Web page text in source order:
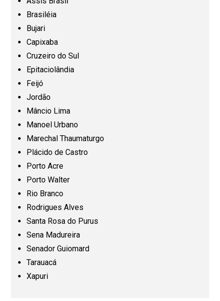
Paraíba (PB)
Paraná (PR)
Brasiléia
Bujari
Capixaba
Cruzeiro do Sul
Epitaciolândia
Feijó
Jordão
Mâncio Lima
Manoel Urbano
Marechal Thaumaturgo
Plácido de Castro
Porto Acre
Porto Walter
Rio Branco
Rodrigues Alves
Santa Rosa do Purus
Sena Madureira
Senador Guiomard
Tarauacá
Xapuri